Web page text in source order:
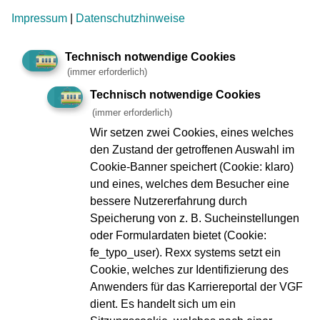
Geplante Arbeiten/Ereignisse
Impressum
Geschäftsberichten
Compliance
Verbraucherschlichtung
Innovation VGF
Ebbelwei-Expreß
Webseiten-Barriere melden
Erklärung zur Barrierefreiheit
Infos in Leichter Sprache
Impressum Datenschutzhinweise
Technisch notwendige Cookies
(immer erforderlich)
Technisch notwendige Cookies
(immer erforderlich)
Wir setzen zwei Cookies, eines welches
den Zustand der getroffenen Auswahl im
Cookie-Banner speichert (Cookie: klaro)
und eines, welches dem Besucher eine
bessere Nutzererfahrung durch
Speicherung von z. B. Sucheinstellungen
oder Formulardaten bietet (Cookie:
fe_typo_user). Rexx systems setzt ein
Cookie, welches zur Identifizierung des
Anwenders für das Karriereportal der VGF
dient. Es handelt sich um ein